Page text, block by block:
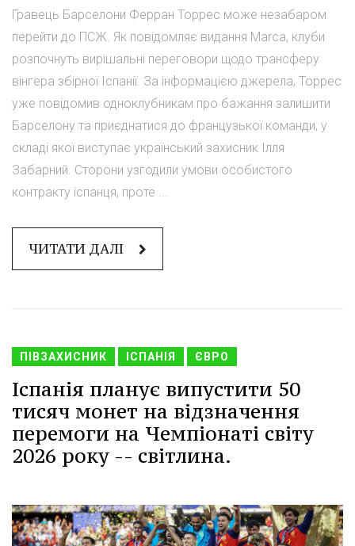
Гравець Барселони Ферран Торрес може незабаром
перейти до ПСЖ. Як повідомляє видання Marca, клуби
розпочнуть вирішальні переговори щодо трансферу
вінгера збірної Іспанії. За інформацією джерела, Торрес
уже повідомив одноклубникам про бажання залишити
Барселону та приєднатися до французької команди, у
складі якої виступає український захисник Ілля
Забарний. Сторони узгодили умови особистого
контракту іспанця, проте ...
ЧИТАТИ ДАЛІ
ПІВЗАХИСНИК ІСПАНІЯ ЄВРО
Іспанія планує випустити 50
тисяч монет на відзначення
перемоги на Чемпіонаті світу
2026 року -- світлина.